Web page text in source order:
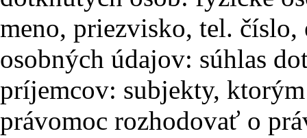
meno, priezvisko, tel. číslo,
osobných údajov: súhlas
príjemcov: subjekty,
právomoc rozhodovať o